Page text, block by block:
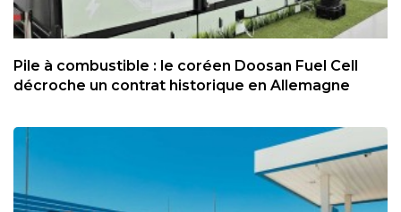
Pile à combustible : le coréen Doosan Fuel Cell
décroche un contrat historique en Allemagne